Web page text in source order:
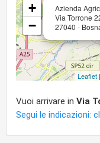
Azienda
Via Torrone
27040 -
+
−
Leaflet
Vuoi arrivare in Via
Segui le indicazioni: